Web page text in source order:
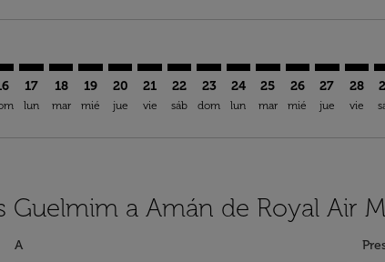
17
lun
18
mar
19
mié
20
jue
21
vie
22
sáb
23
dom
24
lun
25
mar
26
mié
27
jue
28
vie
Guelmim a Amán de Royal Air
A